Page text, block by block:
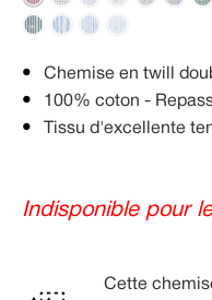
Chemise en twill
100% coton -
Tissu d'excellente
Indisponible pour
Cette